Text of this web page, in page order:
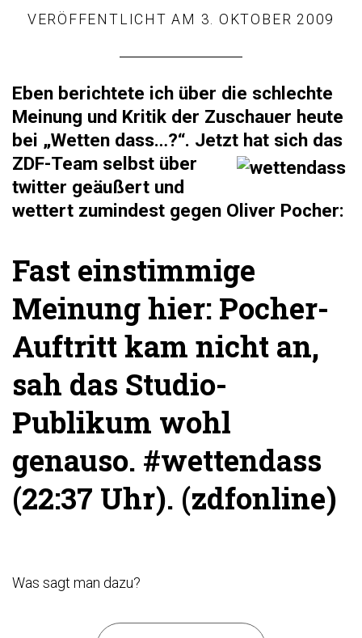
VERÖFFENTLICHT AM 3. OKTOBER 2009
Eben berichtete ich über die schlechte
Meinung und Kritik der Zuschauer heute
bei „Wetten dass…?“. Jetzt hat sich das
ZDF-Team selbst über
twitter geäußert und
wettert zumindest gegen Oliver Pocher:
Fast einstimmige
Meinung hier: Pocher-
Auftritt kam nicht an,
sah das Studio-
Publikum wohl
genauso. #wettendass
(22:37 Uhr). (zdfonline)
Was sagt man dazu?